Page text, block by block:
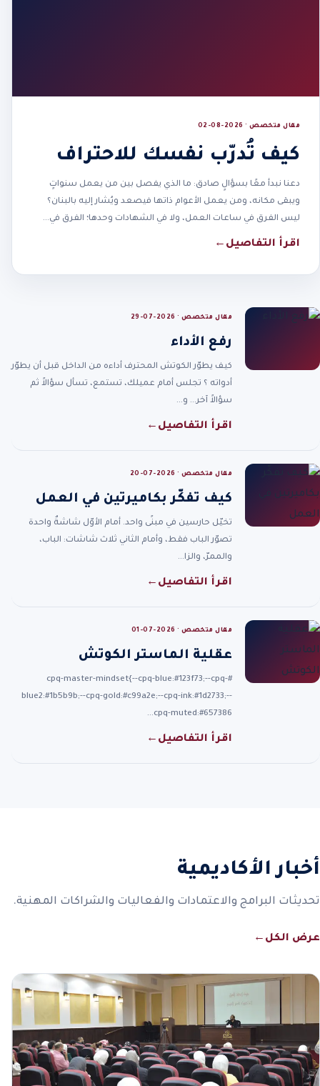
مقال متخصص · 2026-08-02
كيف تُدرّب نفسك للاحتراف
دعنا نبدأ معًا بسؤالٍ صادق: ما الذي يفصل بين من يعمل سنواتٍ
ويبقى مكانه، ومن يعمل الأعوام ذاتها فيصعد ويُشار إليه بالبنان؟
ليس الفرق في ساعات العمل، ولا في الشهادات وحدها؛ الفرق في…
اقرأ التفاصيل ←
مقال متخصص · 2026-07-29
رفع الأداء
كيف يطوّر الكوتش المحترف أداءه من الداخل قبل أن يطوّر
أدواته ؟ تجلس أمام عميلك، تستمع، تسأل سؤالاً ثم
سؤالاً آخر… و…
اقرأ التفاصيل ←
مقال متخصص · 2026-07-20
كيف تفكّر بكاميرتين في العمل
تخيّل حارسين في مبنًى واحد. أمام الأوّل شاشةٌ واحدة
تصوّر الباب فقط، وأمام الثاني ثلاث شاشات: الباب،
والممرّ، والزا…
اقرأ التفاصيل ←
مقال متخصص · 2026-07-01
عقلية الماستر الكوتش
#cpq-master-mindset{--cpq-blue:#123f73;--cpq-
blue2:#1b5b9b;--cpq-gold:#c99a2e;--cpq-ink:#1d2733;--
cpq-muted:#657386…
اقرأ التفاصيل ←
أخبار الأكاديمية
تحديثات البرامج والاعتمادات والفعاليات والشراكات المهنية.
عرض الكل ←